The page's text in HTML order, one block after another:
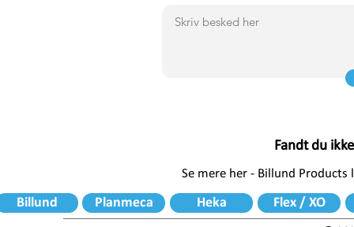
Fandt du
Se mere her - Billund
Billund Planmeca Heka Flex / XO